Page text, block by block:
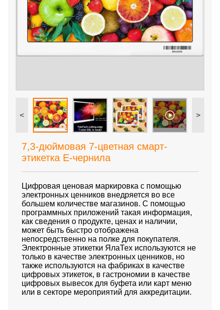
< >
7,3-дюймовая 7-цветная смарт-
этикетка E-чернила
Цифровая ценовая маркировка с помощью
электронных ценников внедряется во все
большем количестве магазинов. С помощью
программных приложений такая информация,
как сведения о продукте, ценах и наличии,
может быть быстро отображена
непосредственно на полке для покупателя.
Электронные этикетки ЯлаТех используются не
только в качестве электронных ценников, но
также используются на фабриках в качестве
цифровых этикеток, в гастрономии в качестве
цифровых вывесок для буфета или карт меню
или в секторе мероприятий для аккредитации.